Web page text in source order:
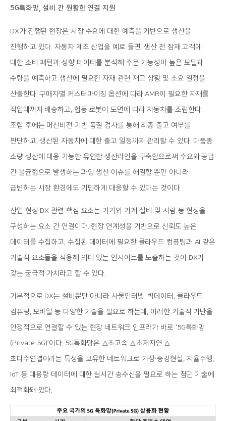
5G특화망, 설비 간 원활한 연결 지원
DX가 진행된 현장은 시장 수요에 대한 예측을 기반으로 생산을
진행하고 있다. 자동차 제조 산업을 예로 들면, 생산 전 잠재 고객에
대한 소비 패턴과 성향 데이터를 분석해 주문 가능성이 높은 모델과
수량을 예측하고 생산에 필요한 자재 관련 재고 상황 및 소요 일정을
산출한다. 구매자별 커스터마이징 옵션에 따라 AMR이 필요한 자재를
작업대까지 배송하고, 협동 로봇이 도면에 따라 자동차를 조립한다.
조립 후에는 머신비전 기반 품질 검사를 통해 최종 출고 여부를
판단하고, 생산된 자동차에 대한 출고 일정까지 관리할 수 있다. 다품종
소량 생산에 대응 가능한 유연한 생산라인을 구축함으로써 수요와 공급
간 불균형으로 발생하는 과잉 생산 이슈를 해결할 뿐만 아니라
급변하는 시장 환경에도 기민하게 대응할 수 있다는 것이다.
산업 현장 DX 관련 핵심 요소는 기기와 기계·설비 및 사람 등 현장을
구성하는 요소 간 연결이다. 현장 연계성을 기반으로 신뢰도 높은
데이터를 수집하고, 수집된 데이터에 필요한 클라우드 컴퓨팅과 AI 같은
기술적 요소들을 적용해 의미 있는 인사이트를 도출하는 것이 DX가
갖는 궁극적 가치라고 할 수 있다.
기본적으로 DX는 설비뿐만 아니라 사물인터넷, 빅데이터, 클라우드
컴퓨팅, 모바일 등 다양한 기술을 필요로 하는데, 이러한 기술적 기반을
안정적으로 연결할 수 있는 현장 네트워크 인프라가 바로 ‘5G특화망
(Private 5G)’이다. 5G특화망은 △초고속 △초저지연 △
초다수연결이라는 특성을 보유한 네트워크로 가상·증강현실, 자율주행,
IoT 등 대용량 데이터에 대한 실시간 송수신을 필요로 하는 첨단 기술에
최적화돼 있다.